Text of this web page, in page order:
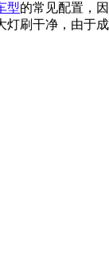
型的常见配置，
灯刷干净，由于